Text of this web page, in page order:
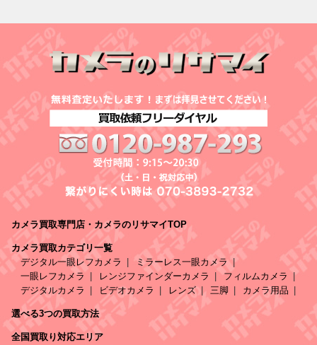
カメラ買取専門店・カメラのリサマイTOP
カメラ買取カテゴリ一覧
デジタル一眼レフカメラ
ミラーレス一眼カメラ
一眼レフカメラ
レンジファインダーカメラ
フィルムカメラ
デジタルカメラ
ビデオカメラ レンズ 三脚 カメラ用品
選べる3つの買取方法
全国買取り対応エリア